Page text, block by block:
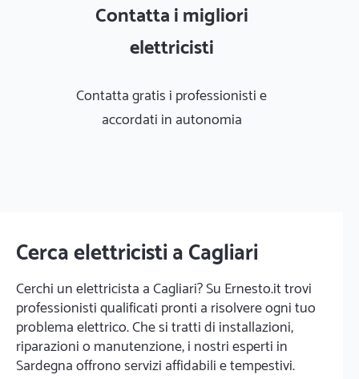
Contatta i migliori
elettricisti
Contatta gratis i professionisti e
accordati in autonomia
Cerca elettricisti a Cagliari
Cerchi un elettricista a Cagliari? Su Ernesto.it trovi
professionisti qualificati pronti a risolvere ogni tuo
problema elettrico. Che si tratti di installazioni,
riparazioni o manutenzione, i nostri esperti in
Sardegna offrono servizi affidabili e tempestivi.